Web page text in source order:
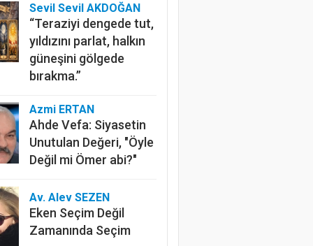
Sevil Sevil AKDOĞAN
“Teraziyi dengede tut,
yıldızını parlat, halkın
güneşini gölgede
bırakma.”
Azmi ERTAN
Ahde Vefa: Siyasetin
Unutulan Değeri, "Öyle
Değil mi Ömer abi?"
Av. Alev SEZEN
Eken Seçim Değil
Zamanında Seçim